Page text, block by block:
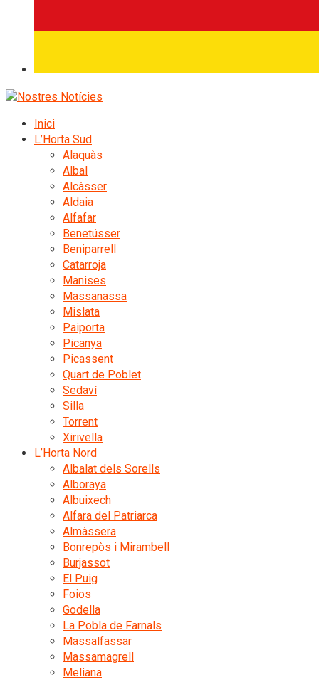
Inici
L’Horta Sud
Alaquàs
Albal
Alcàsser
Aldaia
Alfafar
Benetússer
Beniparrell
Catarroja
Manises
Massanassa
Mislata
Paiporta
Picanya
Picassent
Quart de Poblet
Sedaví
Silla
Torrent
Xirivella
L’Horta Nord
Albalat dels Sorells
Alboraya
Albuixech
Alfara del Patriarca
Almàssera
Bonrepòs i Mirambell
Burjassot
El Puig
Foios
Godella
La Pobla de Farnals
Massalfassar
Massamagrell
Meliana